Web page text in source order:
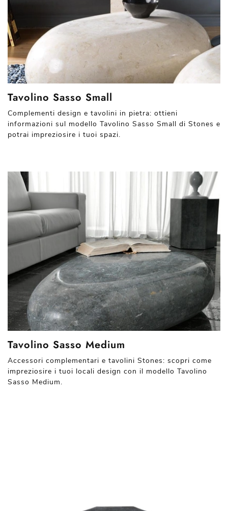
Tavolino Sasso Small
Complementi design e tavolini in pietra: ottieni
informazioni sul modello Tavolino Sasso Small di Stones e
potrai impreziosire i tuoi spazi.
Tavolino Sasso Medium
Accessori complementari e tavolini Stones: scopri come
impreziosire i tuoi locali design con il modello Tavolino
Sasso Medium.